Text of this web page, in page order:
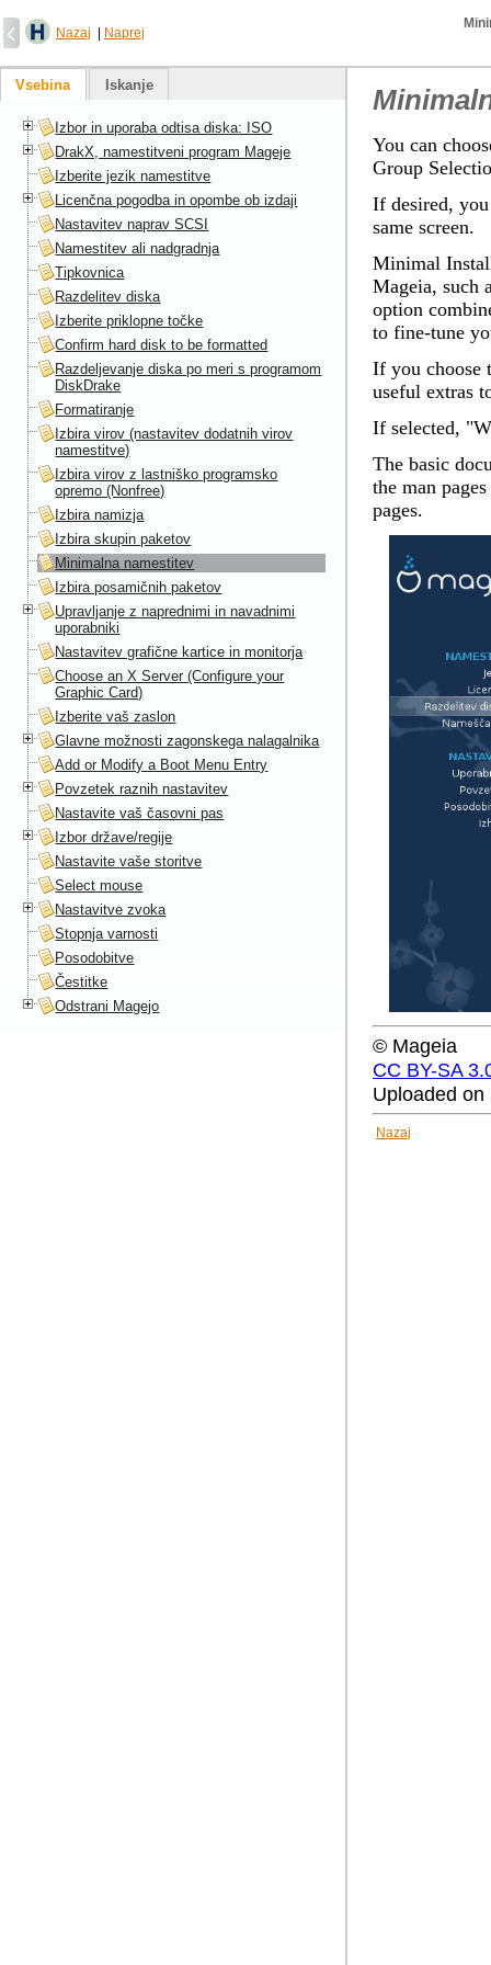
Nazaj Naprej
You can
Group
If desired,
same screen.
Minimal
Mageia, such
option
to fine-tune
If you choose
useful extras
If selected,
The basic
the man
pages.
© Mageia
CC BY-SA
Uploaded
Nazaj
Vsebina Iskanje
Izbor in uporaba odtisa diska: ISO
DrakX, namestitveni program Mageje
Izberite jezik namestitve
Licenčna pogodba in opombe ob izdaji
Nastavitev naprav SCSI
Namestitev ali nadgradnja
Tipkovnica
Razdelitev diska
Izberite priklopne točke
Confirm hard disk to be formatted
Razdeljevanje diska po meri s programom
DiskDrake
Formatiranje
Izbira virov (nastavitev dodatnih virov
namestitve)
Izbira virov z lastniško programsko
opremo (Nonfree)
Izbira namizja
Izbira skupin paketov
Minimalna namestitev
Izbira posamičnih paketov
Upravljanje z naprednimi in navadnimi
uporabniki
Nastavitev grafične kartice in monitorja
Choose an X Server (Configure your
Graphic Card)
Izberite vaš zaslon
Glavne možnosti zagonskega nalagalnika
Add or Modify a Boot Menu Entry
Povzetek raznih nastavitev
Nastavite vaš časovni pas
Izbor države/regije
Nastavite vaše storitve
Select mouse
Nastavitve zvoka
Stopnja varnosti
Posodobitve
Čestitke
Odstrani Magejo